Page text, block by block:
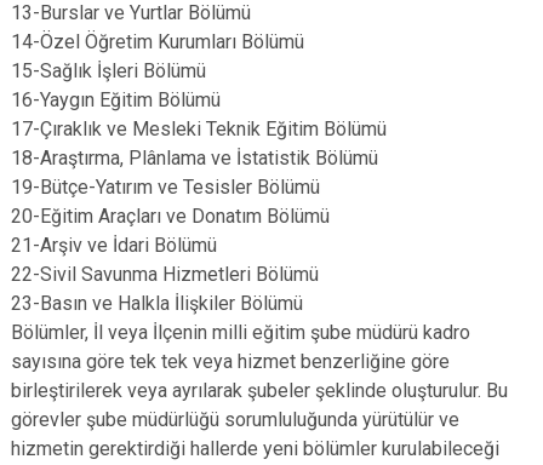
13-Burslar ve Yurtlar Bölümü
14-Özel Öğretim Kurumları Bölümü
15-Sağlık İşleri Bölümü
16-Yaygın Eğitim Bölümü
17-Çıraklık ve Mesleki Teknik Eğitim Bölümü
18-Araştırma, Plânlama ve İstatistik Bölümü
19-Bütçe-Yatırım ve Tesisler Bölümü
20-Eğitim Araçları ve Donatım Bölümü
21-Arşiv ve İdari Bölümü
22-Sivil Savunma Hizmetleri Bölümü
23-Basın ve Halkla İlişkiler Bölümü
Bölümler, İl veya İlçenin milli eğitim şube müdürü kadro
sayısına göre tek tek veya hizmet benzerliğine göre
birleştirilerek veya ayrılarak şubeler şeklinde oluşturulur. Bu
görevler şube müdürlüğü sorumluluğunda yürütülür ve
hizmetin gerektirdiği hallerde yeni bölümler kurulabileceği